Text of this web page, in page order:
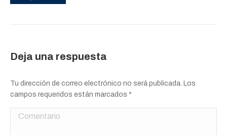
Deja una respuesta
Tu dirección de correo electrónico no será publicada. Los
campos requeridos están marcados *
Comentario